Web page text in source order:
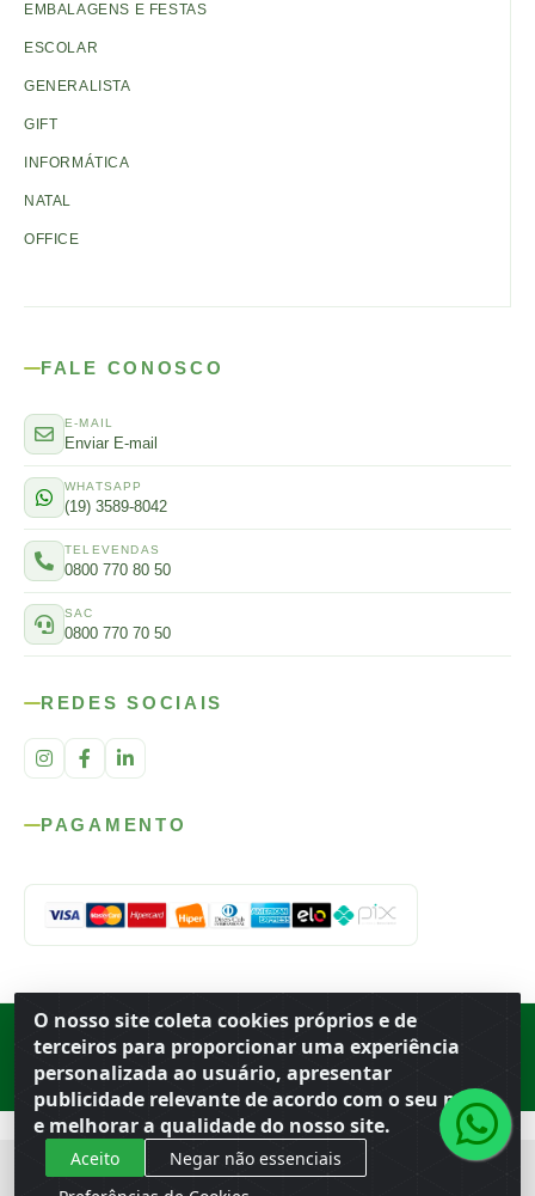
O nosso site coleta cookies próprios e de
terceiros para proporcionar uma experiência
personalizada ao usuário, apresentar
publicidade relevante de acordo com o seu perfil
e melhorar a qualidade do nosso site.
Aceito
Negar não essenciais
EMBALAGENS E FESTAS
ESCOLAR
GENERALISTA
GIFT
INFORMÁTICA
NATAL
OFFICE
FALE CONOSCO
E-MAIL
Enviar E-mail
WHATSAPP
(19) 3589-8042
TELEVENDAS
0800 770 80 50
SAC
0800 770 70 50
REDES SOCIAIS
PAGAMENTO
Rod. SP-215, s/n, km 98 — Área Rural Porto Ferreira ·BR
· CEP
· CNPJ 56.679.863/0001-91
© 2026 Atacado Ideal